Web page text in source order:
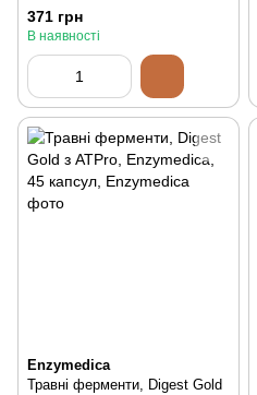
капсул, 30 шт
371 грн
В наявності
Enzymedica
Травні ферменти, Digest Gold